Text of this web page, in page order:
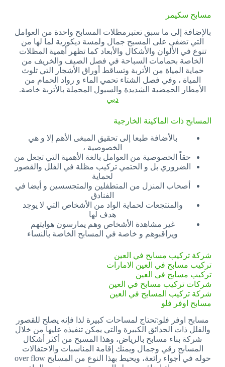
مسابح سكيمر
بالإضافة إلى ما سبق تعتبرمظلات المسابح واحدة من العوامل
التي تضفي على المسبح جمال ولمسة ديكورية لما لها من
تنوع في الألوان والأشكال والأبعاد كما تظهر أهمية المظلات
الخاصة بحمامات السباحة في فصل الصيف والخريف من
حماية المياة من الأتربة وتساقط أوراق الأشجار التي تلوث
المياة ، وفي فصل الشتاء تحمي الماء و رواد الحمام من
الأمطار الحمضية الشديدة والسيول المحملة بالأتربة خاصة.
دبي
المسابح ذات الماكينة الخارجية
بالأضافة طبعا إلى تحقيق المبغى الأهم إلا و هي
الخصوصية ،
حقاً الخصوصية من العوامل بالغة الأهمية التي تجعل من
الضروري بل و الحتمي تركيب مظلة في الفلل والقصور
لحماية
أصحاب المنزل من المتطفلين والمتجسسين و أيضا في
الفنادق
والمنتجعات لحماية الواد من الأشخاص التي لا يوجد
هدف لها
غير مشاهدة الأشخاص وهم يمارسون هوايتهم
ويراقبوهم و خاصة في المسابح الخاصة بالنساء
شركة تركيب مسابح في العين
تركيب مسابح في العين الامارات
تركيب مسابح في العين
شركات تركيب مسابح في العين
شركة تركيب المسابح في العين
مسابح اوفر فلو
مسابح اوفر فلو:تحتاج لمساحات كبيرة لذا فإنه يصلح للقصور
والفلل ذات الحدائق الكبيرة والتي يمكن تنفيذه عليها من خلال
شركة بناء مسابح بالرياض، وهذا المسبح من أكثر أشكال
المسابح رقي وجمال ويمنك إقامة المناسبات والاحتفالات
حوله في أجواء رائعة، ويحيط بهذا النوع من المسابح over flow